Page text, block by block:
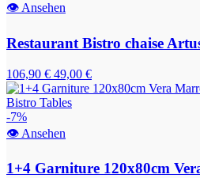
👁 Ansehen
Restaurant Bistro chaise
106,90 € 49,00 €
-7%
👁 Ansehen
1+4 Garniture 120x80cm